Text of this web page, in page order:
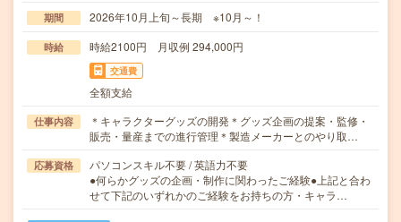
期間 2026年10月上旬～長期 ※10月～！
時給 時給2100円 月収例 294,000円
交通費
全額支給
仕事内容
＊キャラクターグッズの開発＊グッズ企画の提案・監修・
販売・量産までの進行管理＊製造メーカーとのやり取…
応募資格
パソコンスキル不要 / 英語力不要
●何らかグッズの企画・制作に関わったご経験●上記と合わ
せて下記のいずれかのご経験をお持ちの方・キャラ…